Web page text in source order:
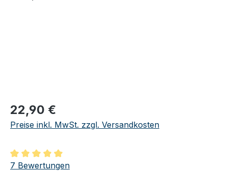
Regulärer Preis:
22,90 €
Preise inkl. MwSt. zzgl. Versandkosten
Durchschnittliche Bewertung von 5 von 5 Sternen
7 Bewertungen